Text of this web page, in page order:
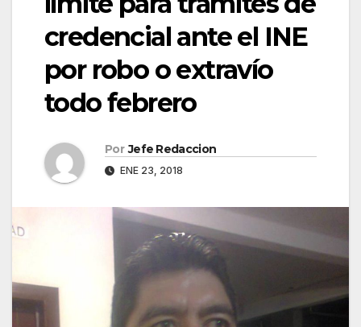
credencial ante el INE
por robo o extravío
todo febrero
Por Jefe Redaccion
ENE 23, 2018